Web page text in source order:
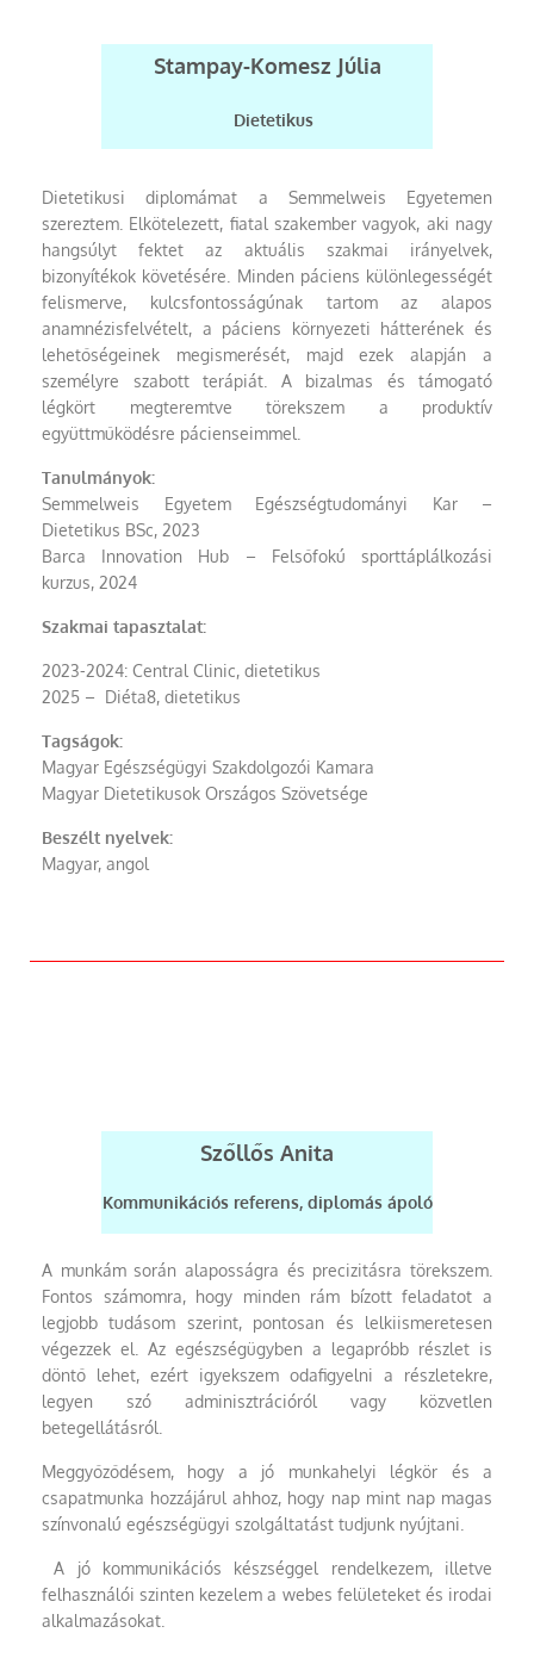
Stampay-Komesz Júlia
Dietetikus
Dietetikusi diplomámat a Semmelweis Egyetemen
szereztem. Elkötelezett, fiatal szakember vagyok, aki nagy
hangsúlyt fektet az aktuális szakmai irányelvek,
bizonyítékok követésére. Minden páciens különlegességét
felismerve, kulcsfontosságúnak tartom az alapos
anamnézisfelvételt, a páciens környezeti hátterének és
lehetőségeinek megismerését, majd ezek alapján a
személyre szabott terápiát. A bizalmas és támogató
légkört megteremtve törekszem a produktív
együttműködésre pácienseimmel.
Tanulmányok:
Semmelweis Egyetem Egészségtudományi Kar –
Dietetikus BSc, 2023
Barca Innovation Hub – Felsőfokú sporttáplálkozási
kurzus, 2024
Szakmai tapasztalat:
2023-2024: Central Clinic, dietetikus
2025 – Diéta8, dietetikus
Tagságok:
Magyar Egészségügyi Szakdolgozói Kamara
Magyar Dietetikusok Országos Szövetsége
Beszélt nyelvek:
Magyar, angol
Szőllős Anita
Kommunikációs referens, diplomás ápoló
A munkám során alaposságra és precizitásra törekszem.
Fontos számomra, hogy minden rám bízott feladatot a
legjobb tudásom szerint, pontosan és lelkiismeretesen
végezzek el. Az egészségügyben a legapróbb részlet is
döntő lehet, ezért igyekszem odafigyelni a részletekre,
legyen szó adminisztrációról vagy közvetlen
betegellátásról.
Meggyőződésem, hogy a jó munkahelyi légkör és a
csapatmunka hozzájárul ahhoz, hogy nap mint nap magas
színvonalú egészségügyi szolgáltatást tudjunk nyújtani.
A jó kommunikációs készséggel rendelkezem, illetve
felhasználói szinten kezelem a webes felületeket és irodai
alkalmazásokat.